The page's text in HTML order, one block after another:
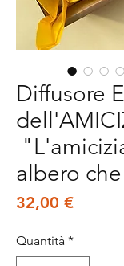
Diffusore
albero
32,00 €Prezzo
Quantità *